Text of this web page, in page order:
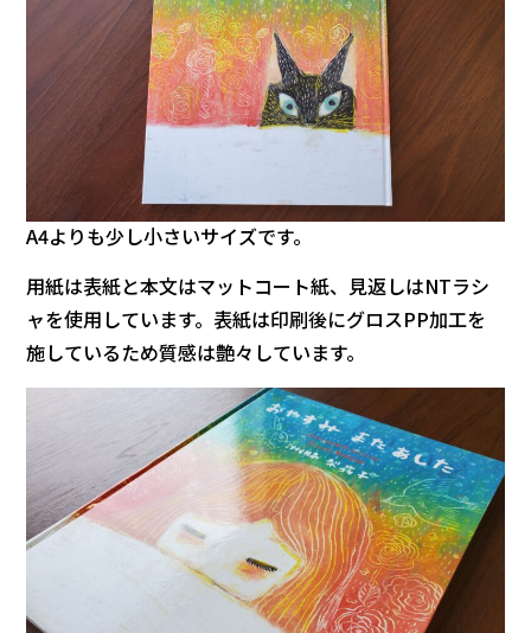
A4よりも少し小さいサイズです。
用紙は表紙と本文はマットコート紙、見返しはNTラシ
ャを使用しています。表紙は印刷後にグロスPP加工を
施しているため質感は艶々しています。